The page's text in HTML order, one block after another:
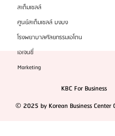
สเต็มเซลล์
ศูนย์สเต็มเซลล์ บงบง
โรงพยาบาลศัลยกรรมเอโตน
เอเจนซี่
Marketing
KBC For Business
© 2025 by Korean Business Center